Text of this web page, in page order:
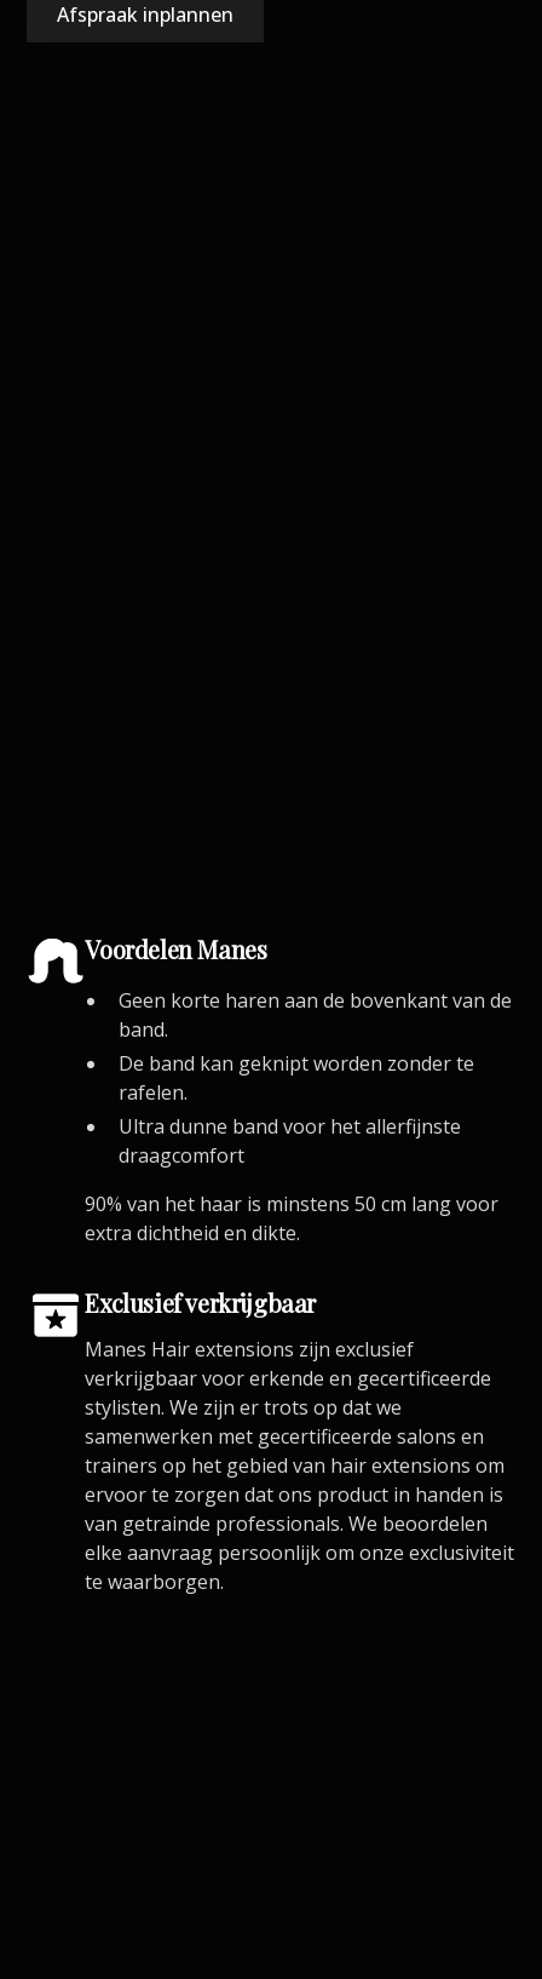
Afspraak inplannen
Voordelen Manes
Geen korte haren aan de bovenkant van de
band.
De band kan geknipt worden zonder te
rafelen.
Ultra dunne band voor het allerfijnste
draagcomfort
90% van het haar is minstens 50 cm lang voor
extra dichtheid en dikte.
Exclusief verkrijgbaar
Manes Hair extensions zijn exclusief
verkrijgbaar voor erkende en gecertificeerde
stylisten. We zijn er trots op dat we
samenwerken met gecertificeerde salons en
trainers op het gebied van hair extensions om
ervoor te zorgen dat ons product in handen is
van getrainde professionals. We beoordelen
elke aanvraag persoonlijk om onze exclusiviteit
te waarborgen.